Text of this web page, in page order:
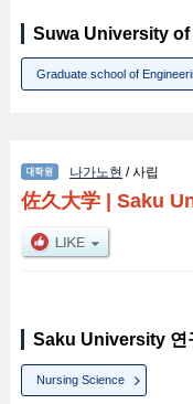
Suwa University of
Graduate school of
나가노현 / 사립
佐久大学| Saku
Saku University 연
Nursing Science